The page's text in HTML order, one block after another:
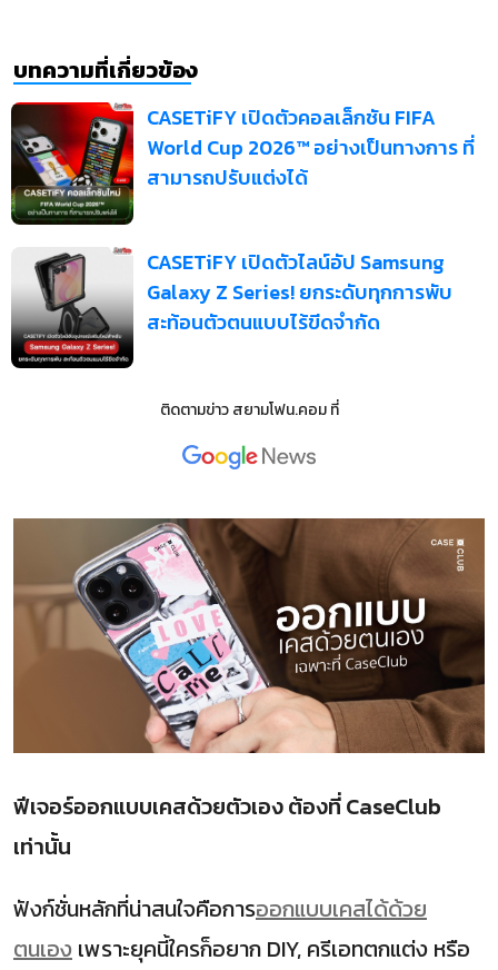
บทความที่เกี่ยวข้อง
CASETiFY เปิดตัวคอลเล็กชัน FIFA
World Cup 2026™ อย่างเป็นทางการ ที่
สามารถปรับแต่งได้
CASETiFY เปิดตัวไลน์อัป Samsung
Galaxy Z Series! ยกระดับทุกการพับ
สะท้อนตัวตนแบบไร้ขีดจำกัด
ติดตามข่าวสยามโฟน.คอมที่
ฟีเจอร์ออกแบบเคสด้วยตัวเอง ต้องที่ CaseClub
เท่านั้น
ฟังก์ชั่นหลักที่น่าสนใจคือการออกแบบเคสได้ด้วย
ตนเอง เพราะยุคนี้ใครก็อยาก DIY, ครีเอทตกแต่ง หรือ